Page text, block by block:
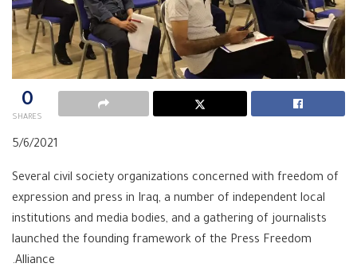
0
SHARES
5/6/2021
Several civil society organizations concerned with freedom of
expression and press in Iraq, a number of independent local
institutions and media bodies, and a gathering of journalists
launched the founding framework of the Press Freedom
Alliance.